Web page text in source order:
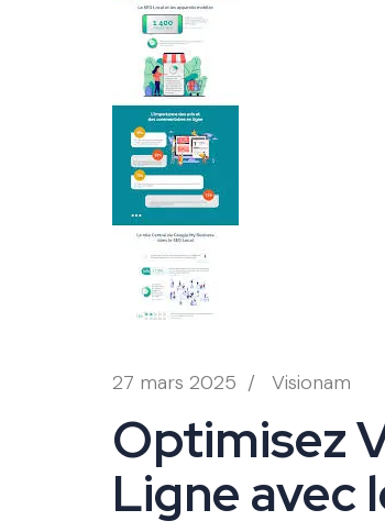
27 mars 2025 / Visionam
Optimisez
Ligne avec